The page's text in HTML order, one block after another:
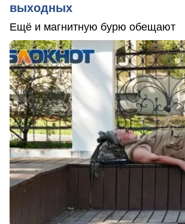
выходных
Ещё и магнитную бурю обещают